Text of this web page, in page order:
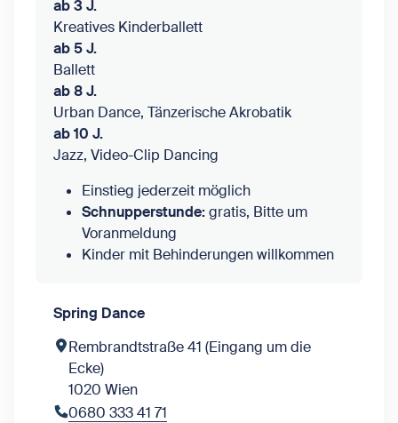
ab 3 J.
Kreatives Kinderballett
ab 5 J.
Ballett
ab 8 J.
Urban Dance, Tänzerische Akrobatik
ab 10 J.
Jazz, Video-Clip Dancing
Einstieg jederzeit möglich
Schnupperstunde:gratis, Bitte um
Voranmeldung
Kinder mit Behinderungen willkommen
Spring Dance
Rembrandtstraße 41 (Eingang um die
Ecke)
1020 Wien
0680 333 41 71